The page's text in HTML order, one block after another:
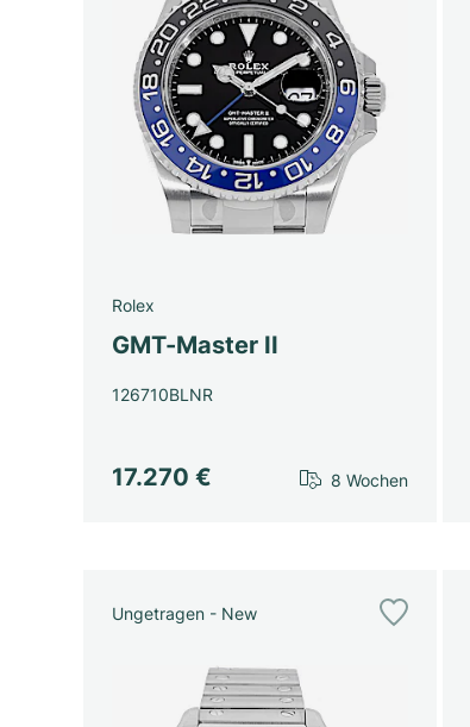
Rolex
GMT-Master II
126710BLNR
17.270 € 8 Wochen
Ungetragen - New